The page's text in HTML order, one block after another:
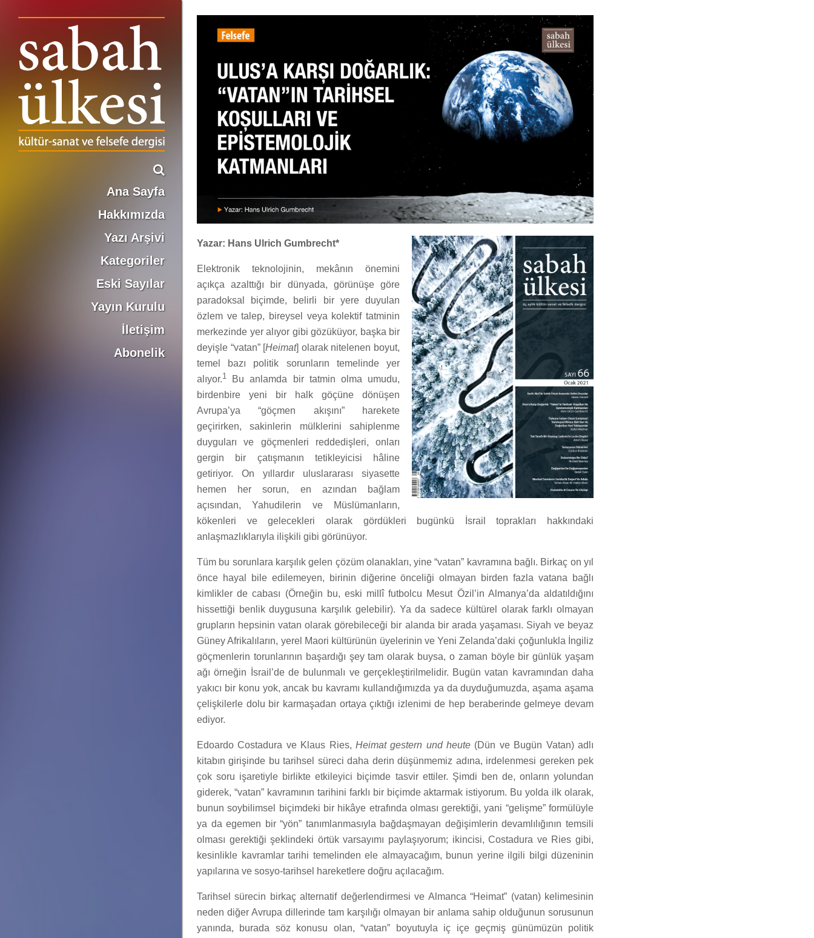
Ana Sayfa
Hakkımızda
Yazı Arşivi
Kategoriler
Eski Sayılar
Yayın Kurulu
İletişim
Abonelik
Yazar: Hans Ulrich Gumbrecht*
Elektronik teknolojinin, mekânın önemini
açıkça azalttığı bir dünyada, görünüşe göre
paradoksal biçimde, belirli bir yere duyulan
özlem ve talep, bireysel veya kolektif tatminin
merkezinde yer alıyor gibi gözüküyor, başka bir
deyişle “vatan” [Heimat] olarak nitelenen boyut,
temel bazı politik sorunların temelinde yer
alıyor.1
Bu anlamda bir tatmin olma umudu,
birdenbire yeni bir halk göçüne dönüşen
Avrupa’ya “göçmen akışını” harekete
geçirirken, sakinlerin mülklerini sahiplenme
duyguları ve göçmenleri reddedişleri, onları
gergin bir çatışmanın tetikleyicisi hâline
getiriyor. On yıllardır uluslararası siyasette
hemen her sorun, en azından bağlam
açısından, Yahudilerin ve Müslümanların,
kökenleri ve gelecekleri olarak gördükleri bugünkü İsrail toprakları hakkındaki
anlaşmazlıklarıyla ilişkili gibi görünüyor.
Tüm bu sorunlara karşılık gelen çözüm olanakları, yine “vatan” kavramına bağlı. Birkaç on yıl
önce hayal bile edilemeyen, birinin diğerine önceliği olmayan birden fazla vatana bağlı
kimlikler de cabası (Örneğin bu, eski millî futbolcu Mesut Özil’in Almanya’da aldatıldığını
hissettiği benlik duygusuna karşılık gelebilir). Ya da sadece kültürel olarak farklı olmayan
grupların hepsinin vatan olarak görebileceği bir alanda bir arada yaşaması. Siyah ve beyaz
Güney Afrikalıların, yerel Maori kültürünün üyelerinin ve Yeni Zelanda’daki çoğunlukla İngiliz
göçmenlerin torunlarının başardığı şey tam olarak buysa, o zaman böyle bir günlük yaşam
ağı örneğin İsrail’de de bulunmalı ve gerçekleştirilmelidir. Bugün vatan kavramından daha
yakıcı bir konu yok, ancak bu kavramı kullandığımızda ya da duyduğumuzda, aşama aşama
çelişkilerle dolu bir karmaşadan ortaya çıktığı izlenimi de hep beraberinde gelmeye devam
ediyor.
Edoardo Costadura ve Klaus Ries, Heimat gestern und heute (Dün ve Bugün Vatan) adlı
kitabın girişinde bu tarihsel süreci daha derin düşünmemiz adına, irdelenmesi gereken pek
çok soru işaretiyle birlikte etkileyici biçimde tasvir ettiler. Şimdi ben de, onların yolundan
giderek, “vatan” kavramının tarihini farklı bir biçimde aktarmak istiyorum. Bu yolda ilk olarak,
bunun soybilimsel biçimdeki bir hikâye etrafında olması gerektiği, yani “gelişme” formülüyle
ya da egemen bir “yön” tanımlanmasıyla bağdaşmayan değişimlerin devamlılığının temsili
olması gerektiği şeklindeki örtük varsayımı paylaşıyorum; ikincisi, Costadura ve Ries gibi,
kesinlikle kavramlar tarihi temelinden ele almayacağım, bunun yerine ilgili bilgi düzeninin
yapılarına ve sosyo-tarihsel hareketlere doğru açılacağım.
Tarihsel sürecin birkaç alternatif değerlendirmesi ve Almanca “Heimat” (vatan) kelimesinin
neden diğer Avrupa dillerinde tam karşılığı olmayan bir anlama sahip olduğunun sorusunun
yanında, burada söz konusu olan, “vatan” boyutuyla iç içe geçmiş günümüzün politik